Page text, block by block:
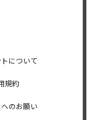
について
規約
のお願い